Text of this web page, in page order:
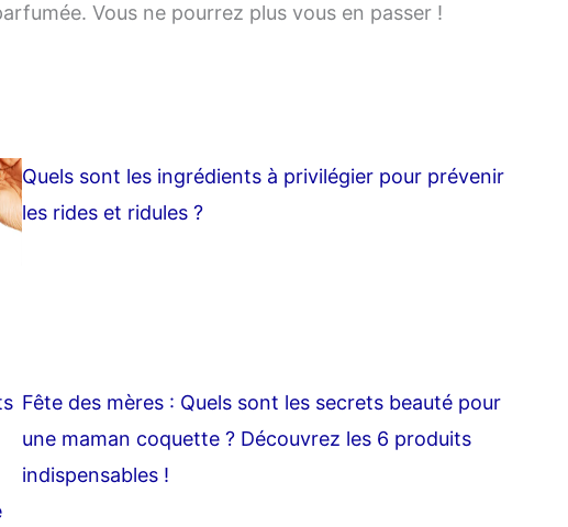
Vous ne pourrez plus vous en passer !
Quels sont les ingrédients à privilégier pour prévenir
les rides et ridules ?
Fête des mères : Quels sont les secrets beauté pour
une maman coquette ? Découvrez les 6 produits
indispensables !